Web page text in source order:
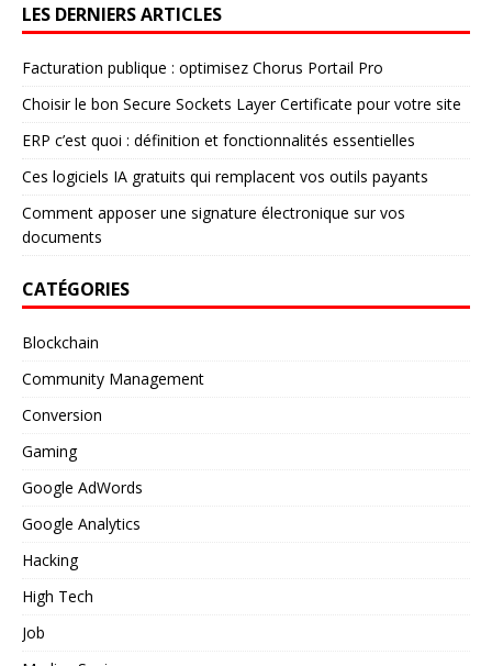
LES DERNIERS ARTICLES
Facturation publique : optimisez Chorus Portail Pro
Choisir le bon Secure Sockets Layer Certificate pour votre site
ERP c’est quoi : définition et fonctionnalités essentielles
Ces logiciels IA gratuits qui remplacent vos outils payants
Comment apposer une signature électronique sur vos
documents
CATÉGORIES
Blockchain
Community Management
Conversion
Gaming
Google AdWords
Google Analytics
Hacking
High Tech
Job